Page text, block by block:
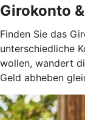
Girokonto
Finden Sie das
unterschiedliche
wollen, wandert
Geld abheben